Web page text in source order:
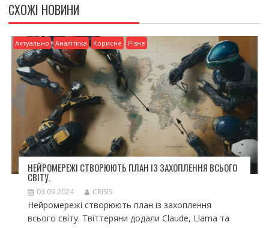
СХОЖІ НОВИНИ
Актуально Аналітика Корисне Різне
НЕЙРОМЕРЕЖІ СТВОРЮЮТЬ ПЛАН ІЗ ЗАХОПЛЕННЯ ВСЬОГО
СВІТУ.
03.09.2024 CRISIS
Нейромережі створюють план із захоплення
всього світу. Твіттеряни додали Claude, Llama та